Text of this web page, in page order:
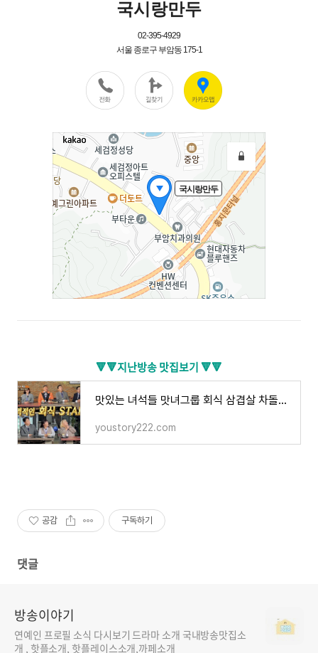
🔻🔻지난방송 맛집보기 🔻🔻
맛있는 녀석들 맛녀그룹 회식 삼겹살 차돌박이 고기집 맛집 어디? 강재준 김민기 미키광수 한윤
youstory222.com
공감 구독하기
댓글
방송이야기
연예인 프로필 소식 다시보기 드라마 소개 국내방송맛집소
개 , 핫플소개, 핫플레이스소개,까페소개